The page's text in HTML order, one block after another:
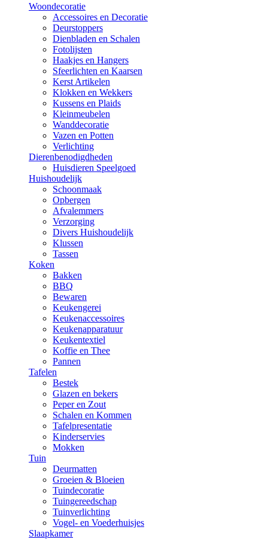
Woondecoratie
Accessoires en Decoratie
Deurstoppers
Dienbladen en Schalen
Fotolijsten
Haakjes en Hangers
Sfeerlichten en Kaarsen
Kerst Artikelen
Klokken en Wekkers
Kussens en Plaids
Kleinmeubelen
Wanddecoratie
Vazen en Potten
Verlichting
Dierenbenodigdheden
Huisdieren Speelgoed
Huishoudelijk
Schoonmaak
Opbergen
Afvalemmers
Verzorging
Divers Huishoudelijk
Klussen
Tassen
Koken
Bakken
BBQ
Bewaren
Keukengerei
Keukenaccessoires
Keukenapparatuur
Keukentextiel
Koffie en Thee
Pannen
Tafelen
Bestek
Glazen en bekers
Peper en Zout
Schalen en Kommen
Tafelpresentatie
Kinderservies
Mokken
Tuin
Deurmatten
Groeien & Bloeien
Tuindecoratie
Tuingereedschap
Tuinverlichting
Vogel- en Voederhuisjes
Slaapkamer